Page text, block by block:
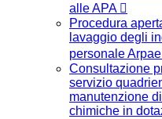
alle APA
Procedura
lavaggio degli
personale Arpae
Consultazione
servizio
manutenzione
chimiche in